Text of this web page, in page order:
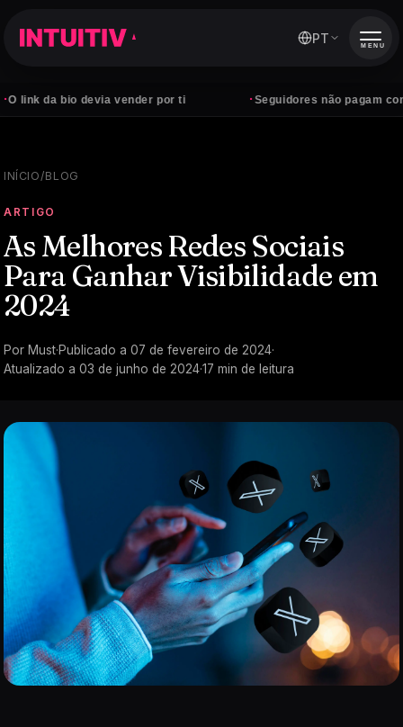
devia vender por ti Seguidores não pagam contas —
PT MENU
INÍCIO/BLOG
ARTIGO
As Melhores Redes Sociais
Para Ganhar Visibilidade em
2024
Por Must·Publicado a 07 de fevereiro de 2024·
Atualizado a 03 de junho de 2024·17 min de leitura